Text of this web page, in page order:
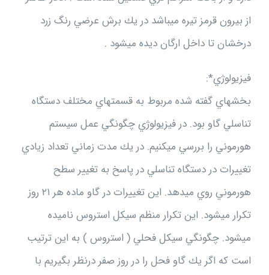
از بيرون قرمز تيره ميباشد در يك برش عرضي رنگ زرد
درخشان تا داخل ارگان ديده ميشود .
فيزيولوژي*:
بخشهاي گفته شده مربوط به قسمتهاي مختلف دستگاه
تناسلي گاو بود. در فيزيولوژي چگونگي عمل سيستم
هورموني را بررسي ميكنيم. در يك مدت زماني تعداد زيادي
تغييرات در دستگاه تناسلي در پاسخ به تغيير سطح
هورموني روي ميدهد. اين تغييرات در گاو ماده هر ۲۱ روز
تكرار ميشود. اين تكرار منظم سيكل استروس ناميده
ميشود. چگونگي سيكل فحلي ( استروس ) به اين ترتيب
است كه اگر يك گاو فحل را در روز صفر درنظر بگيريم با